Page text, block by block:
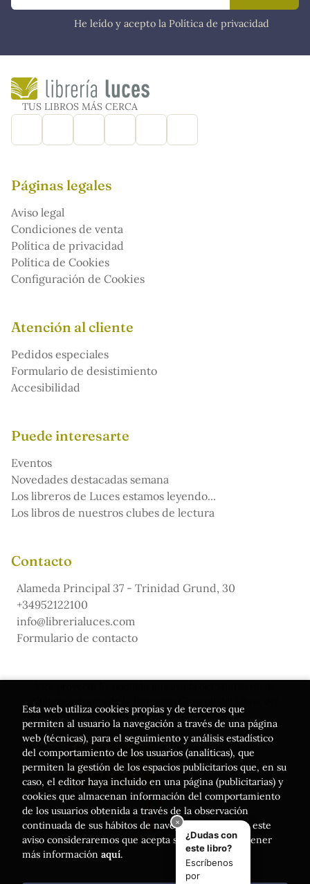
He leído y acepto la Política de privacidad
TUS LIBROS MÁS CERCA
Páginas legales
Aviso legal
Condiciones de venta
Política de privacidad
Política de Cookies
Configuración de Cookies
Atención al cliente
Pedidos especiales
Formulario de desistimiento
Accesibilidad
Puede interesarte
Eventos
Novedades destacadas semana
Los libreros de Luces estamos leyendo...
Los libros de nuestros clubes de lectura
Contacto
Alameda Principal 37 - Trinidad Grund, 30
+34952122100
info@librerialuces.com
Formulario de contacto
Cómic y de la Lectura
Esta web utiliza cookies propias y de terceros que
permiten al usuario la navegación a través de una página
web (técnicas), para el seguimiento y análisis estadístico
del comportamiento de los usuarios (analíticas), que
permiten la gestión de los espacios publicitarios que, en su
caso, el editor haya incluido en una página (publicitarias) y
cookies que almacenan información del comportamiento
de los usuarios obtenida a través de la observación
continuada de sus hábitos de navegación. Si acepta este
aviso consideraremos que acepta su uso. Puede obtener
más información aquí.